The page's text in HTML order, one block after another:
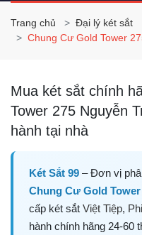
Trang chủ
Đại lý két sắt
Chung Cư Gold Tower
Mua két sắt chính
Tower 275 Nguyễn
hành tại nhà
Két Sắt 99 – Đơn vị
Chung Cư Gold
cấp két sắt Việt Tiệp,
hành chính hãng 24-60